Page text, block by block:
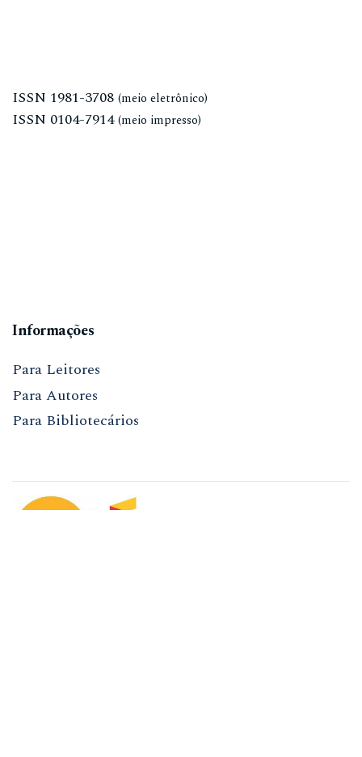
ISSN 1981-3708 (meio eletrônico)
ISSN 0104-7914 (meio impresso)
Informações
Para Leitores
Para Autores
Para Bibliotecários